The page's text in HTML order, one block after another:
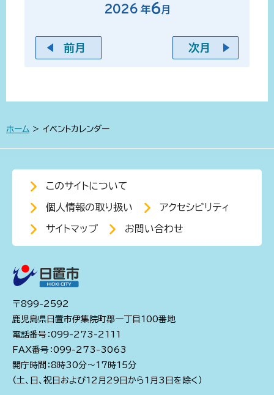
前月
2026 年6月
次月
ホーム > イベントカレンダー
このサイトについて
個人情報の取り扱い アクセシビリティ
サイトマップ お問い合わせ
〒899-2592
鹿児島県日置市伊集院町郡一丁目100番地
電話番号：099-273-2111
FAX番号：099-273-3063
開庁時間：8時30分～17時15分
（土、日、祝日および12月29日から1月3日を除く）